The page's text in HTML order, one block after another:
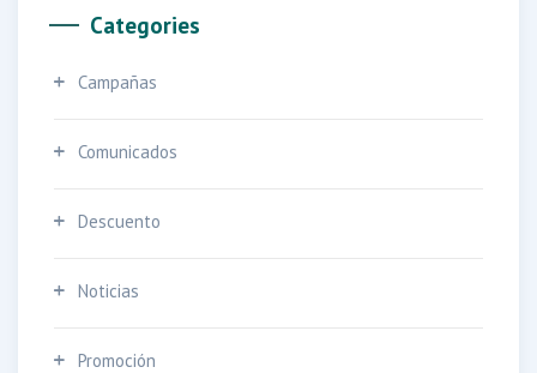
Categories
Campañas
Comunicados
Descuento
Noticias
Promoción